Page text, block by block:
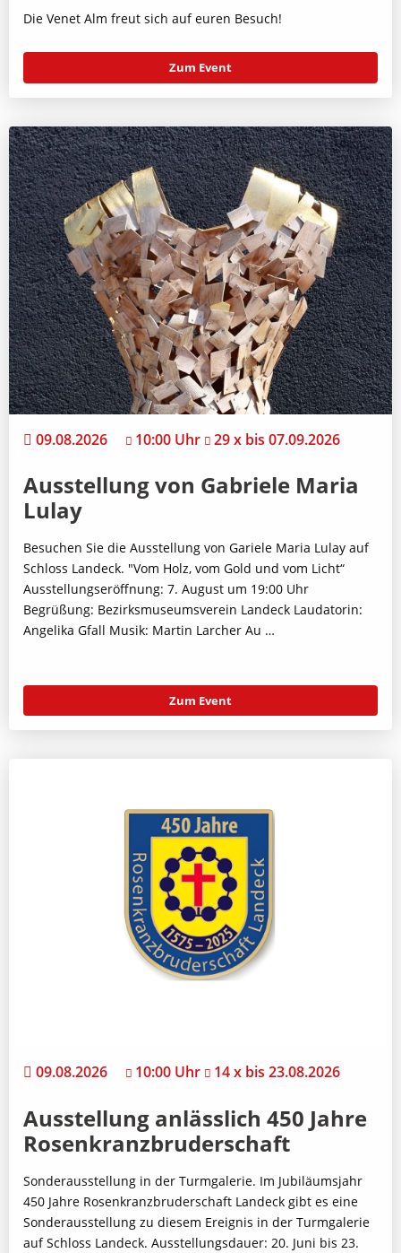
Die Venet Alm freut sich auf euren Besuch!
Zum Event
09.08.2026 10:00 Uhr 29 x bis 07.09.2026
Ausstellung von Gabriele Maria
Lulay
Besuchen Sie die Ausstellung von Gariele Maria Lulay auf
Schloss Landeck. "Vom Holz, vom Gold und vom Licht“
Ausstellungseröffnung: 7. August um 19:00 Uhr
Begrüßung: Bezirksmuseumsverein Landeck Laudatorin:
Angelika Gfall Musik: Martin Larcher Au …
Zum Event
09.08.2026 10:00 Uhr 14 x bis 23.08.2026
Ausstellung anlässlich 450 Jahre
Rosenkranzbruderschaft
Sonderausstellung in der Turmgalerie. Im Jubiläumsjahr
450 Jahre Rosenkranzbruderschaft Landeck gibt es eine
Sonderausstellung zu diesem Ereignis in der Turmgalerie
auf Schloss Landeck. Ausstellungsdauer: 20. Juni bis 23.